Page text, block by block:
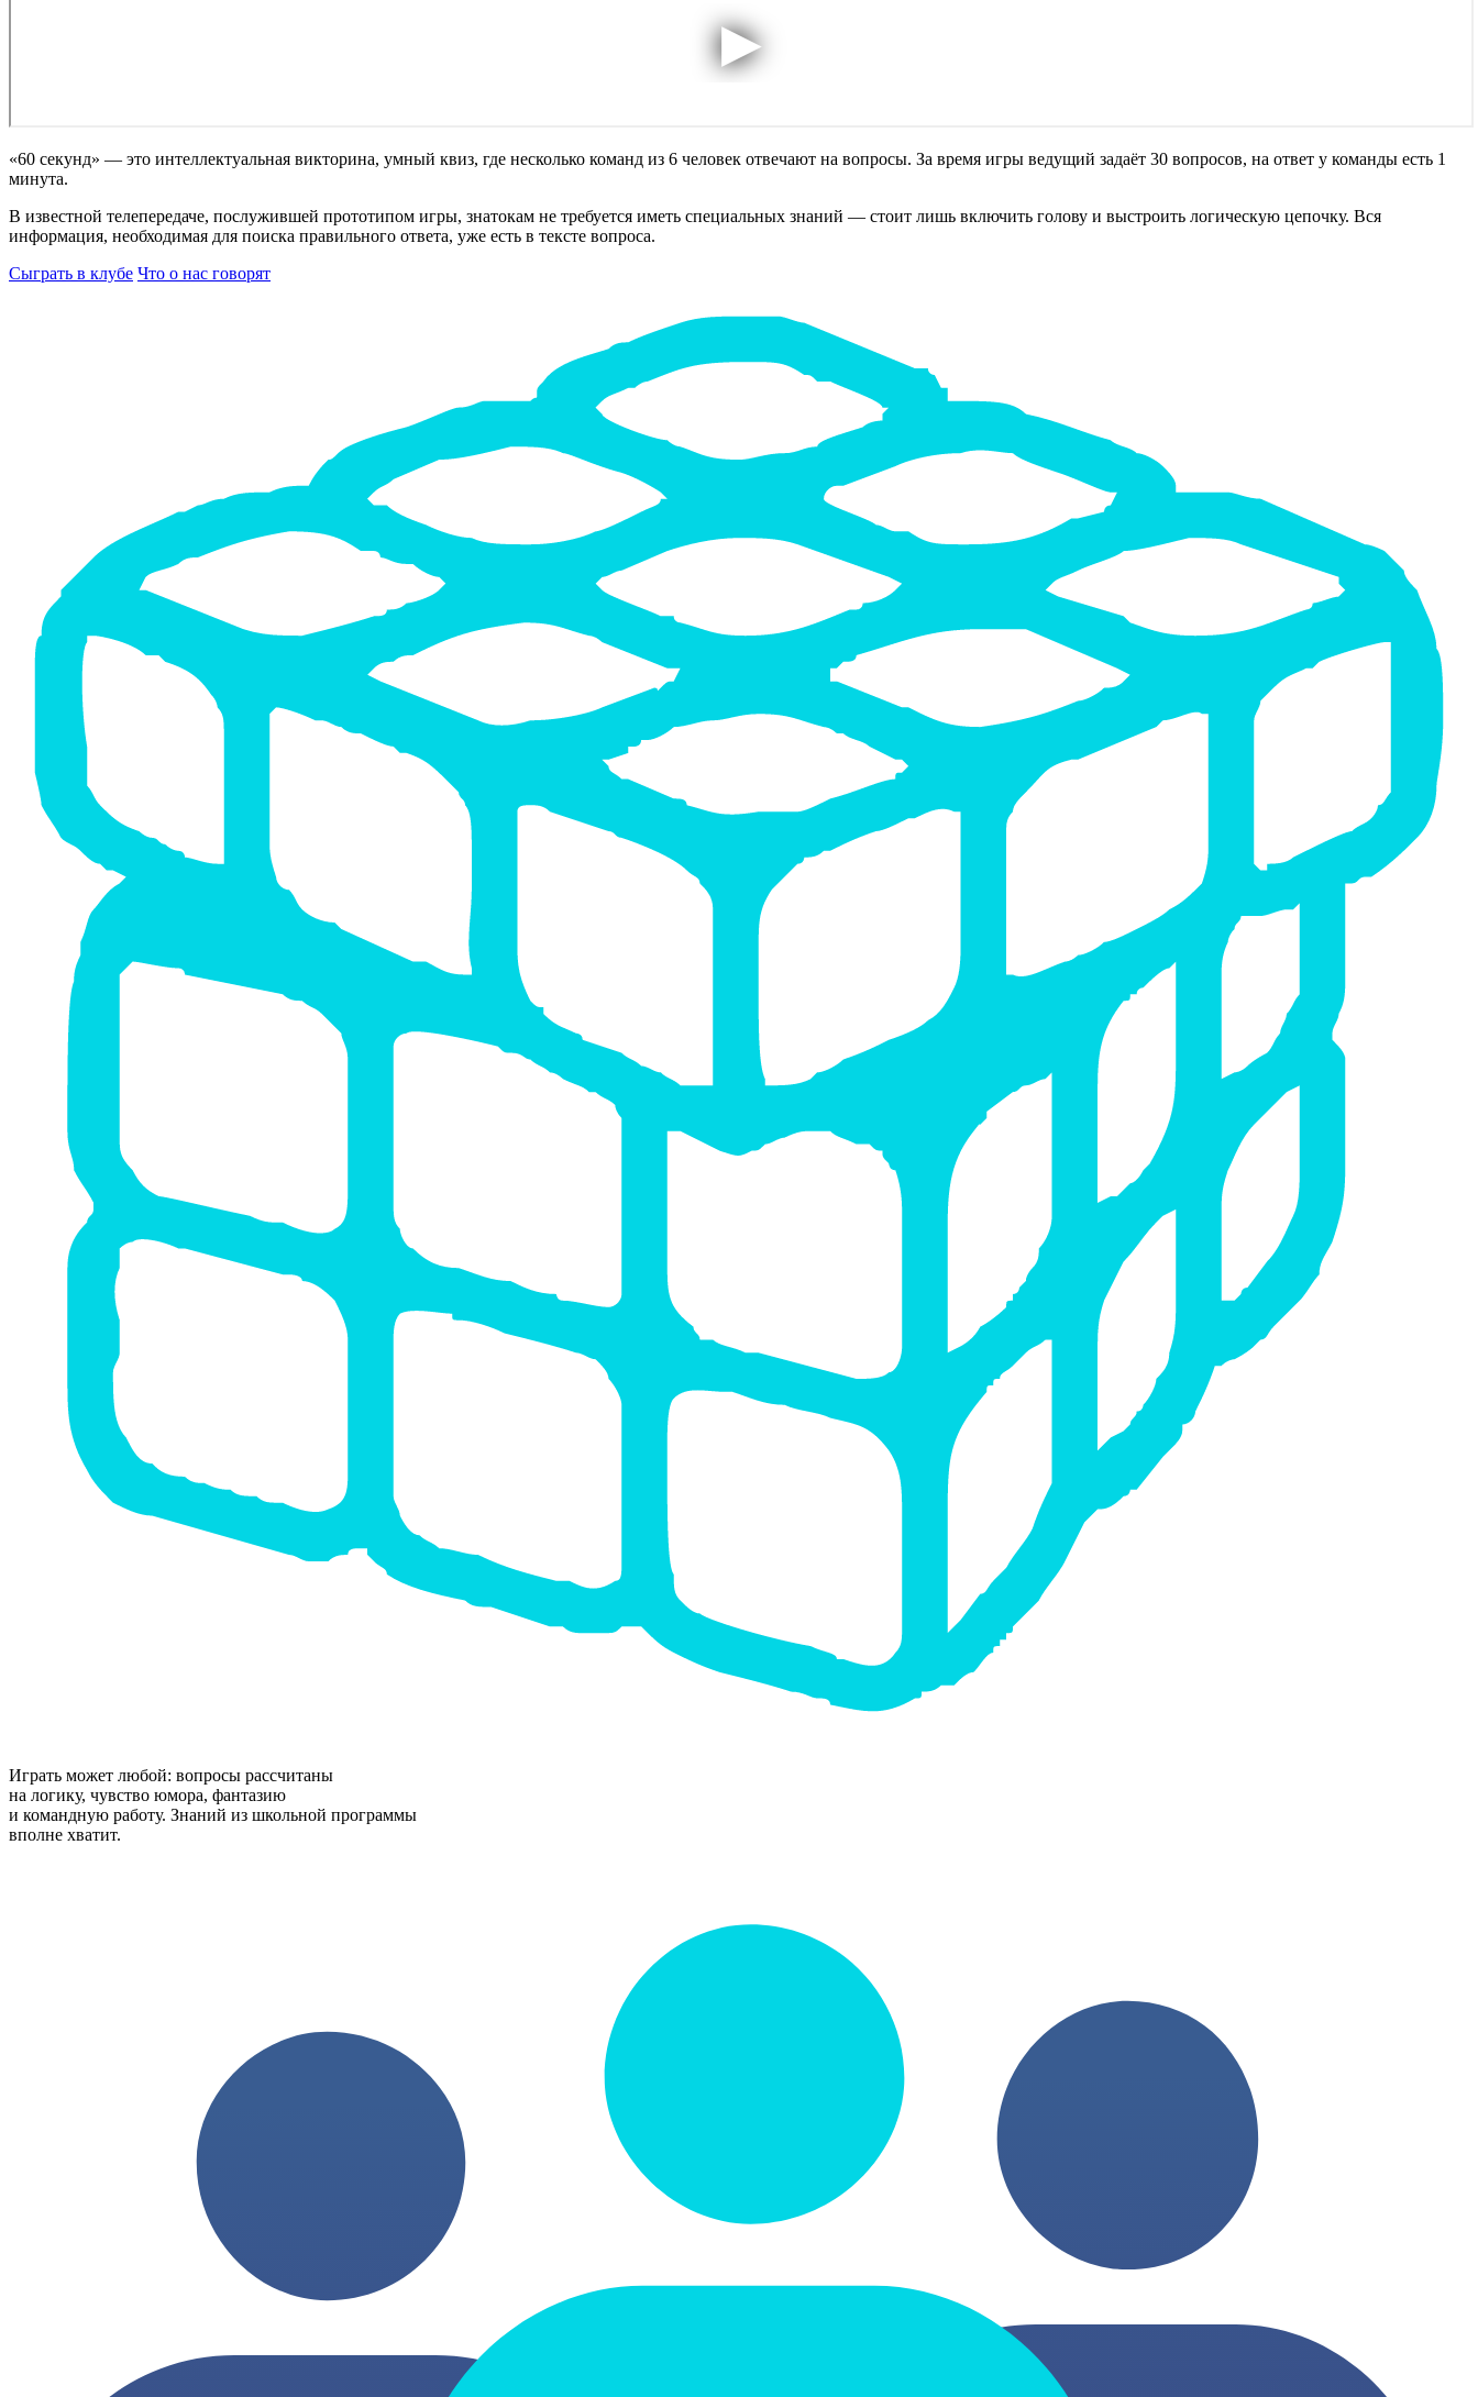
«60 секунд» — это интеллектуальная викторина, умный квиз, где несколько команд из 6 человек отвечают на вопросы. За время игры ведущий задаёт 30 вопросов, на ответ у команды есть 1
минута.
В известной телепередаче, послужившей прототипом игры, знатокам не требуется иметь специальных знаний — стоит лишь включить голову и выстроить логическую цепочку. Вся
информация, необходимая для поиска правильного ответа, уже есть в тексте вопроса.
Сыграть в клубе Что о нас говорят
Играть может любой: вопросы рассчитаны
на логику, чувство юмора, фантазию
и командную работу. Знаний из школьной программы
вполне хватит.